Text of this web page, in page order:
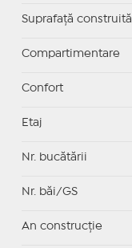
Suprafaţă construită
Compartimentare
Confort
Etaj
Nr. bucătării
Nr. băi/GS
An construcție